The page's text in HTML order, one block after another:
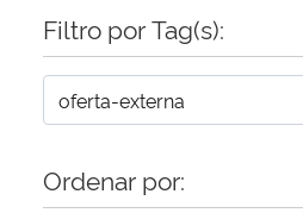
Secretaria-Geral
Gabinete de Segurança Institucional
Filtro por Tag(s):
Ordenar por: